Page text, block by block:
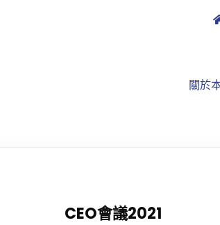
關於
CEO會議2021